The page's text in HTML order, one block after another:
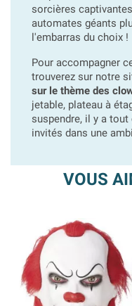
sorcières
automates géants
l'embarras du choix !
Pour accompagner
trouverez sur notre
sur le thème des
jetable, plateau à
suspendre, il y a
invités dans une
VOUS